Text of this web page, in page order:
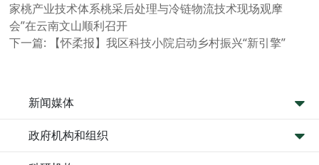
家桃产业技术体系桃采后处理与冷链物流技术现场观摩
会”在云南文山顺利召开
下一篇:
【怀柔报】我区科技小院启动乡村振兴“新引擎”
新闻媒体
政府机构和组织